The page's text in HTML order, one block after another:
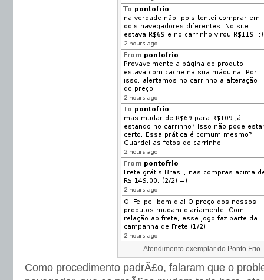
Atendimento exemplar do Ponto Frio
Como procedimento padrÃ£o, falaram que o